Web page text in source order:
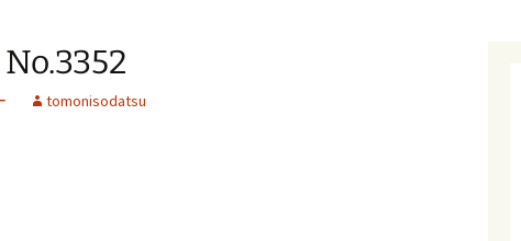
tomonisodatsu